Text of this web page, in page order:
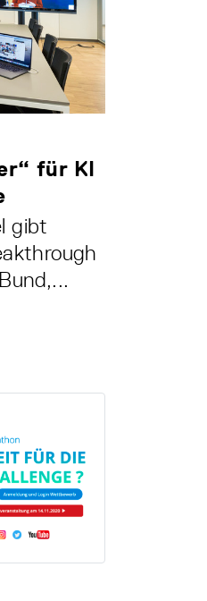
für KI
gibt